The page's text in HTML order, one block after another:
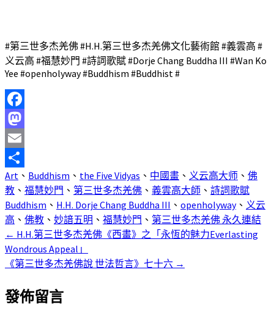
#第三世多杰羌佛 #H.H.第三世多杰羌佛文化藝術館 #義雲高 #
义云高 #福慧妙門 #詩詞歌賦 #Dorje Chang Buddha III #Wan Ko
Yee #openholyway #Buddhism #Buddhist #
Facebook
Mastodon
Email
分
享
Art 、 Buddhism 、 the Five Vidyas 、 中國畫 、 义云高大师 、 佛
教 、 福慧妙門 、 第三世多杰羌佛 、 義雲高大師 、 詩詞歌賦
Buddhism 、 H.H. Dorje Chang Buddha III 、 openholyway、 义云
高 、 佛教 、 妙諳五明 、 福慧妙門 、 第三世多杰羌佛永久連結
文
章
導
← H.H.第三世多杰羌佛《西畫》之「永恆的魅力Everlasting
Wondrous Appeal」
《第三世多杰羌佛說 世法哲言》七十六 →
發佈留言